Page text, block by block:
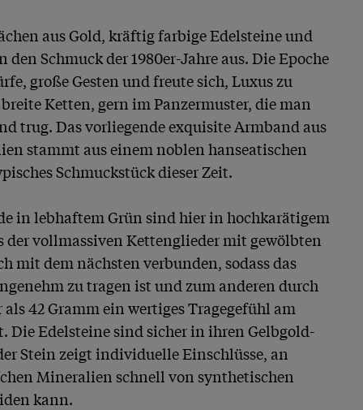
aus Gold, kräftig farbige Edelsteine und
den Schmuck der 1980er-Jahre aus. Die Epoche
große Gesten und freute sich, Luxus zu
Ketten, gern im Panzermuster, die man
trug. Das vorliegende exquisite Armband aus
stammt aus einem noblen hanseatischen
Schmuckstück dieser Zeit.
in lebhaftem Grün sind hier in hochkarätigem
der vollmassiven Kettenglieder mit gewölbten
mit dem nächsten verbunden, sodass das
zu tragen ist und zum anderen durch
42 Gramm ein wertiges Tragegefühl am
Die Edelsteine sind sicher in ihren Gelbgold-
Stein zeigt individuelle Einschlüsse, an
Mineralien schnell von synthetischen
kann.